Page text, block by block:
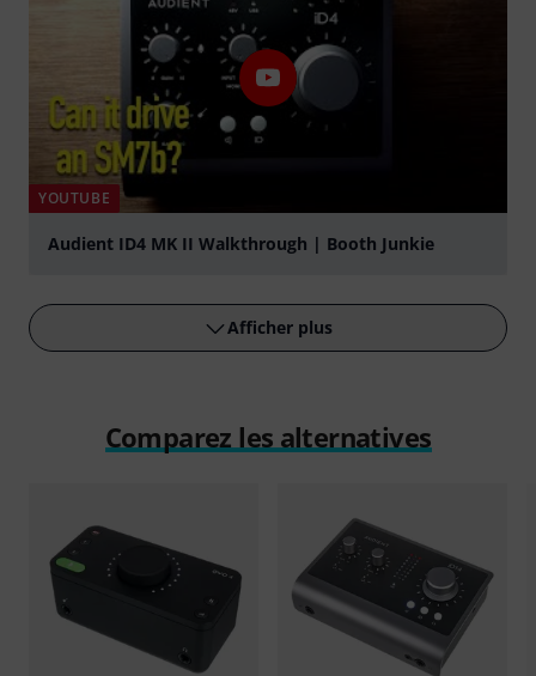
YOUTUBE
Audient ID4 MK II Walkthrough | Booth Junkie
Afficher plus
Comparez les alternatives